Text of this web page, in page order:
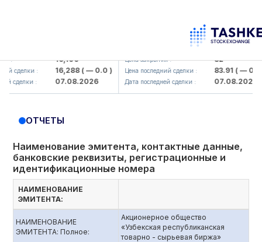
16,100
: 16,288( — 0.0 )
: 07.08.2026
KFSK (<Kafolat sug'urta
Цена закрытия : 82
Цена последний сделки : 83.91( — 0.0 )
Дата последней сделки : 07.08.2026
ОТЧЕТЫ
Наименование эмитента, контактные данные,
банковские реквизиты, регистрационные и
идентификационные номера
НАИМЕНОВАНИЕ
ЭМИТЕНТА:
НАИМЕНОВАНИЕ
ЭМИТЕНТА: Полное:
Акционерное общество
«Узбекская республиканская
товарно - сырьевая биржа»